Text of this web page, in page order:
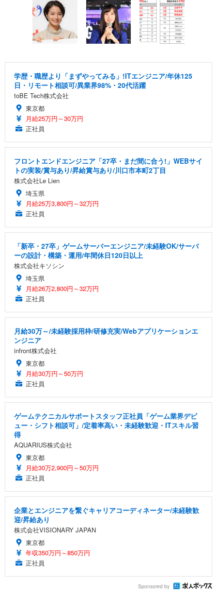
学歴・職歴より「まずやってみる」!ITエンジニア/年休125
日・リモート相談可/異業界98%・20代活躍
toBE Tech株式会社
東京都
月給25万円～30万円
正社員
フロントエンドエンジニア「27卒・まだ間に合う!」WEBサイ
トの実装/賞与あり/昇給賞与あり/川口市本町2丁目
株式会社Le Lien
埼玉県
月給25万3,800円～32万円
正社員
「新卒・27卒」ゲームサーバーエンジニア/未経験OK/サーバ
ーの設計・構築・運用/年間休日120日以上
株式会社キソシン
埼玉県
月給26万2,800円～32万円
正社員
月給30万～/未経験採用枠/研修充実/Webアプリケーションエ
ンジニア
infront株式会社
東京都
月給30万円～50万円
正社員
ゲームテクニカルサポートスタッフ正社員「ゲーム業界デビ
ュー・シフト相談可」/定着率高い・未経験歓迎・ITスキル習
得
AQUARIUS株式会社
東京都
月給30万2,900円～50万円
正社員
企業とエンジニアを繋ぐキャリアコーディネーター/未経験歓
迎/昇給あり
株式会社VISIONARY JAPAN
東京都
年収350万円～850万円
正社員
Sponsored by